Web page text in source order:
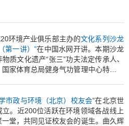
环境产业俱乐部主办的文化系列沙龙
第一讲）”在中国水网开讲。本期沙龙
质文化遗产“张三”功夫法定传承人、
家体育总局健身气功管理中心特邀专
市政与环境（北京）校友会”在北京世
。近200位活跃在环境领域各战线上
堂，共同见证校友会的诞生。曲久辉